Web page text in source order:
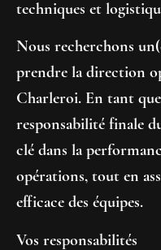
techniques et
Nous recherchons
prendre la direction
Charleroi. En tant
responsabilité finale
clé dans la
opérations, tout en
efficace des équipes.
Vos responsabilités